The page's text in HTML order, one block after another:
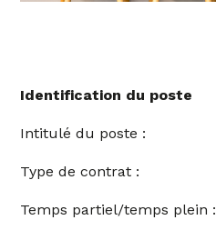
Identification du poste
Intitulé du poste :
Type de contrat :
Temps partiel/temps plein :